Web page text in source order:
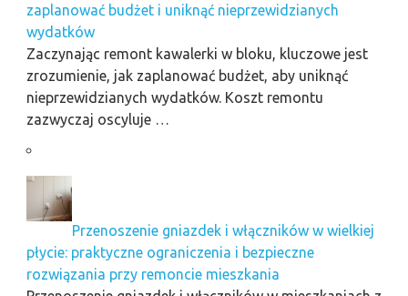
zaplanować budżet i uniknąć nieprzewidzianych
wydatków
Zaczynając remont kawalerki w bloku, kluczowe jest
zrozumienie, jak zaplanować budżet, aby uniknąć
nieprzewidzianych wydatków. Koszt remontu
zazwyczaj oscyluje …
Przenoszenie gniazdek i włączników w wielkiej
płycie: praktyczne ograniczenia i bezpieczne
rozwiązania przy remoncie mieszkania